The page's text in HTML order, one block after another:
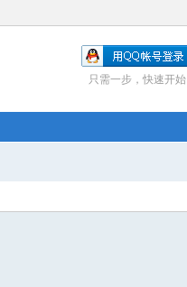
只需一步，快速开始